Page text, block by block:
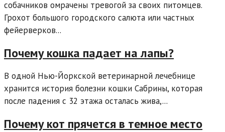
собачников омрачены тревогой за своих питомцев.
Грохот большого городского салюта или частных
фейерверков...
Почему кошка падает на лапы?
В одной Нью-Йоркской ветеринарной лечебнице
хранится история болезни кошки Сабрины, которая
после падения с 32 этажа осталась жива,...
Почему кот прячется в темное место